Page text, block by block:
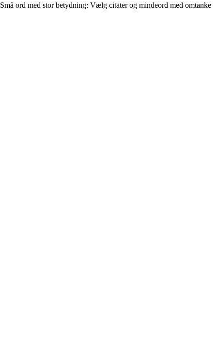
Små ord med stor betydning: Vælg citater og mindeord med omtanke